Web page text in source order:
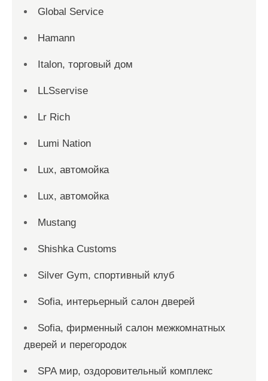
Global Service
Hamann
Italon, торговый дом
LLSservise
Lr Rich
Lumi Nation
Lux, автомойка
Lux, автомойка
Mustang
Shishka Customs
Silver Gym, спортивный клуб
Sofia, интерьерный салон дверей
Sofia, фирменный салон межкомнатных
дверей и перегородок
SPA мир, оздоровительный комплекс